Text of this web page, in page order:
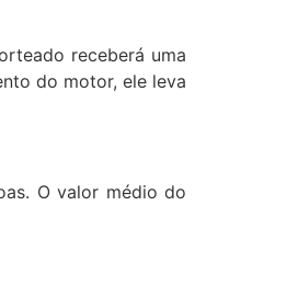
receberá uma
do motor, ele leva
O valor médio do